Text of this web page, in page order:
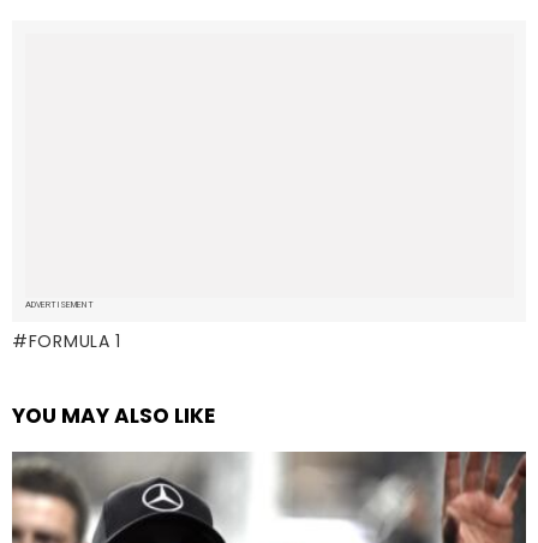
ADVERTISEMENT
FORMULA 1
YOU MAY ALSO LIKE